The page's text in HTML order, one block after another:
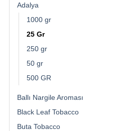
Adalya
1000 gr
25 Gr
250 gr
50 gr
500 GR
Ballı Nargile Aroması
Black Leaf Tobacco
Buta Tobacco